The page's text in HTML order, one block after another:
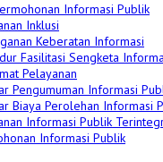
Informasi Publik
Inklusi
Keberatan Informasi
Fasilitasi Sengketa
Pelayanan
Pengumuman Informasi
Biaya Perolehan Informasi
Informasi Publik
Informasi Publik